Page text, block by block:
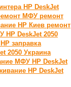
HP DeskJet
МФУ ремонт
HP Киев ремонт
HP DeskJet 2050
заправка
2050 Украина
МФУ HP DeskJet
HP DeskJet